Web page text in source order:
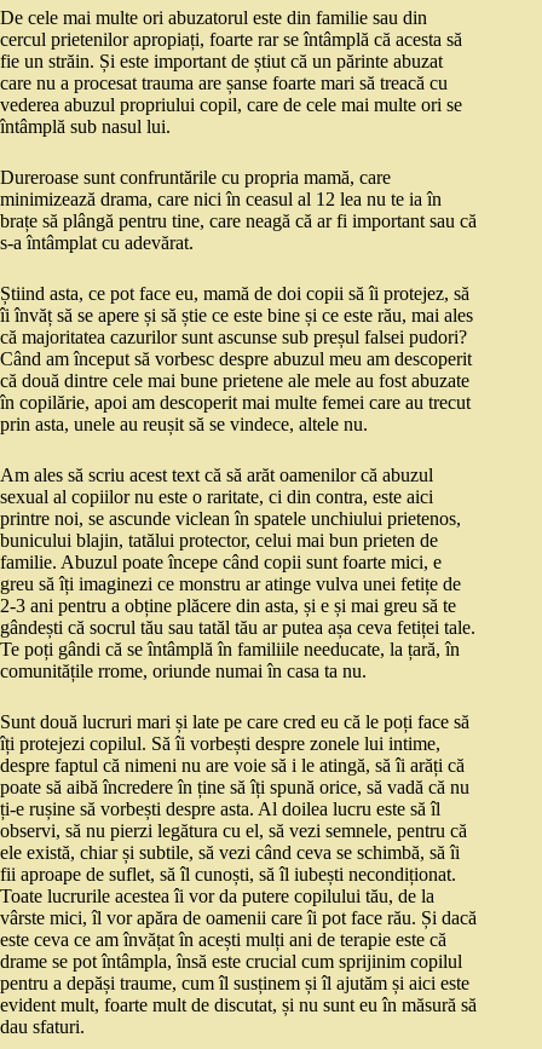
De cele mai multe ori abuzatorul este din familie sau din
cercul prietenilor apropiați, foarte rar se întâmplă că acesta să
fie un străin. Și este important de știut că un părinte abuzat
care nu a procesat trauma are șanse foarte mari să treacă cu
vederea abuzul propriului copil, care de cele mai multe ori se
întâmplă sub nasul lui.
Dureroase sunt confruntările cu propria mamă, care
minimizează drama, care nici în ceasul al 12 lea nu te ia în
brațe să plângă pentru tine, care neagă că ar fi important sau că
s-a întâmplat cu adevărat.
Știind asta, ce pot face eu, mamă de doi copii să îi protejez, să
îi învăț să se apere și să știe ce este bine și ce este rău, mai ales
că majoritatea cazurilor sunt ascunse sub preșul falsei pudori?
Când am început să vorbesc despre abuzul meu am descoperit
că două dintre cele mai bune prietene ale mele au fost abuzate
în copilărie, apoi am descoperit mai multe femei care au trecut
prin asta, unele au reușit să se vindece, altele nu.
Am ales să scriu acest text că să arăt oamenilor că abuzul
sexual al copiilor nu este o raritate, ci din contra, este aici
printre noi, se ascunde viclean în spatele unchiului prietenos,
bunicului blajin, tatălui protector, celui mai bun prieten de
familie. Abuzul poate începe când copii sunt foarte mici, e
greu să îți imaginezi ce monstru ar atinge vulva unei fetițe de
2-3 ani pentru a obține plăcere din asta, și e și mai greu să te
gândești că socrul tău sau tatăl tău ar putea așa ceva fetiței tale.
Te poți gândi că se întâmplă în familiile needucate, la țară, în
comunitățile rrome, oriunde numai în casa ta nu.
Sunt două lucruri mari și late pe care cred eu că le poți face să
îți protejezi copilul. Să îi vorbești despre zonele lui intime,
despre faptul că nimeni nu are voie să i le atingă, să îi arăți că
poate să aibă încredere în ține să îți spună orice, să vadă că nu
ți-e rușine să vorbești despre asta. Al doilea lucru este să îl
observi, să nu pierzi legătura cu el, să vezi semnele, pentru că
ele există, chiar și subtile, să vezi când ceva se schimbă, să îi
fii aproape de suflet, să îl cunoști, să îl iubești necondiționat.
Toate lucrurile acestea îi vor da putere copilului tău, de la
vârste mici, îl vor apăra de oamenii care îi pot face rău. Și dacă
este ceva ce am învățat în acești mulți ani de terapie este că
drame se pot întâmpla, însă este crucial cum sprijinim copilul
pentru a depăși traume, cum îl susținem și îl ajutăm și aici este
evident mult, foarte mult de discutat, și nu sunt eu în măsură să
dau sfaturi.